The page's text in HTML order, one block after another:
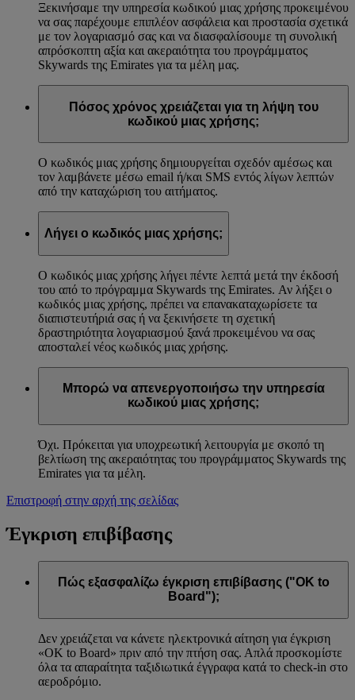
Ξεκινήσαμε την υπηρεσία κωδικού μιας χρήσης προκειμένου
να σας παρέχουμε επιπλέον ασφάλεια και προστασία σχετικά
με τον λογαριασμό σας και να διασφαλίσουμε τη συνολική
απρόσκοπτη αξία και ακεραιότητα του προγράμματος
Skywards της Emirates για τα μέλη μας.
Πόσος χρόνος χρειάζεται για τη λήψη του
κωδικού μιας χρήσης;
Ο κωδικός μιας χρήσης δημιουργείται σχεδόν αμέσως και
τον λαμβάνετε μέσω email ή/και SMS εντός λίγων λεπτών
από την καταχώριση του αιτήματος.
Λήγει ο κωδικός μιας χρήσης;
Ο κωδικός μιας χρήσης λήγει πέντε λεπτά μετά την έκδοσή
του από το πρόγραμμα Skywards της Emirates. Αν λήξει ο
κωδικός μιας χρήσης, πρέπει να επανακαταχωρίσετε τα
διαπιστευτήριά σας ή να ξεκινήσετε τη σχετική
δραστηριότητα λογαριασμού ξανά προκειμένου να σας
αποσταλεί νέος κωδικός μιας χρήσης.
Μπορώ να απενεργοποιήσω την υπηρεσία
κωδικού μιας χρήσης;
Όχι. Πρόκειται για υποχρεωτική λειτουργία με σκοπό τη
βελτίωση της ακεραιότητας του προγράμματος Skywards της
Emirates για τα μέλη.
Επιστροφή στην αρχή της σελίδας
Έγκριση επιβίβασης
Πώς εξασφαλίζω έγκριση επιβίβασης ("OK to
Board");
Δεν χρειάζεται να κάνετε ηλεκτρονικά αίτηση για έγκριση
«OK to Board» πριν από την πτήση σας. Απλά προσκομίστε
όλα τα απαραίτητα ταξιδιωτικά έγγραφα κατά το check-in στο
αεροδρόμιο.